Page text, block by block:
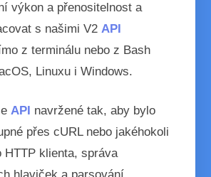
výkon a přenositelnost a
s našimi V2API
z terminálu nebo z Bash
Linuxu i Windows.
API navržené tak, aby bylo
přes cURL nebo jakéhokoli
HTTP klienta, správa